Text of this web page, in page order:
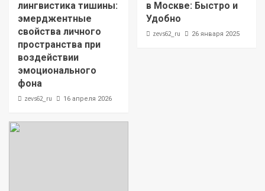
лингвистика тишины:
эмерджентные
свойства личного
пространства при
воздействии
эмоционального
фона
zevs62_ru 16 апреля 2026
в Москве: Быстро и
Удобно
zevs62_ru 26 января 2025